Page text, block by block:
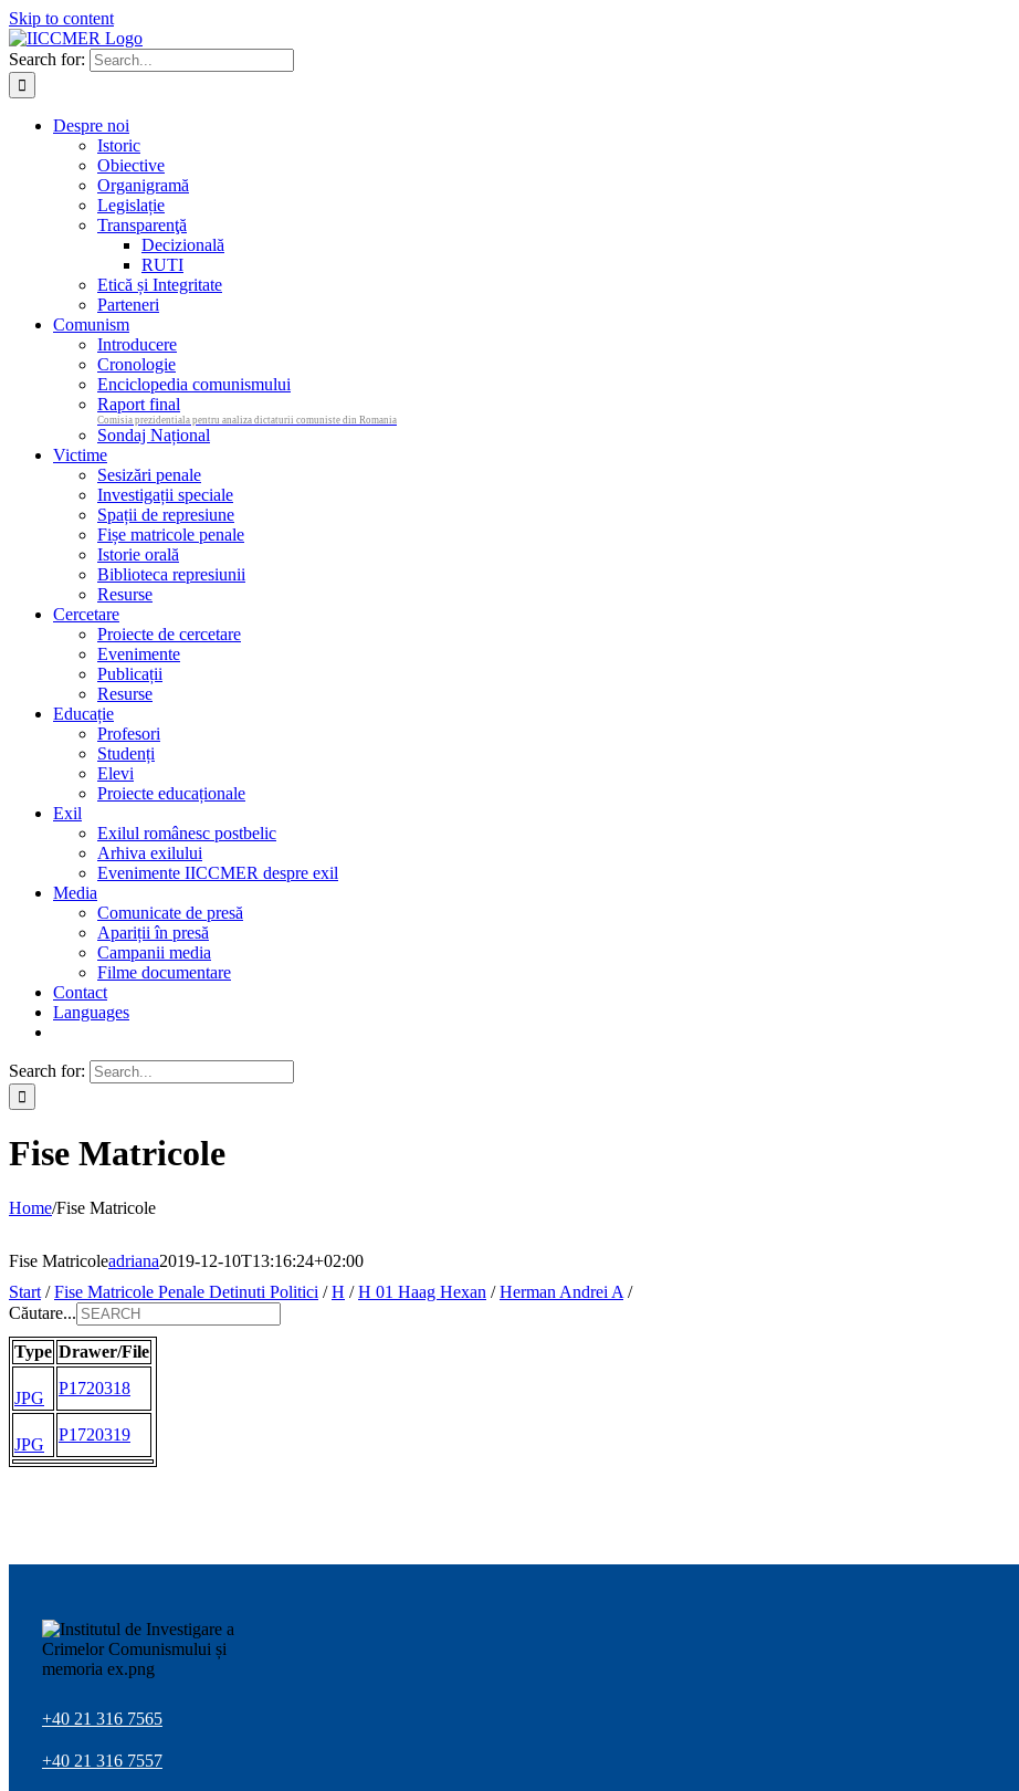
Skip to content
Search for:
Despre noi
Istoric
Obiective
Organigramă
Legislație
Transparenţă
Decizională
RUTI
Etică și Integritate
Parteneri
Comunism
Introducere
Cronologie
Enciclopedia comunismului
Raport final
Comisia prezidentiala pentru analiza dictaturii comuniste din Romania
Sondaj Național
Victime
Sesizări penale
Investigații speciale
Spații de represiune
Fișe matricole penale
Istorie orală
Biblioteca represiunii
Resurse
Cercetare
Proiecte de cercetare
Evenimente
Publicații
Resurse
Educație
Profesori
Studenți
Elevi
Proiecte educaționale
Exil
Exilul românesc postbelic
Arhiva exilului
Evenimente IICCMER despre exil
Media
Comunicate de presă
Apariții în presă
Campanii media
Filme documentare
Contact
Languages
Search for:
Fise Matricole
Home/Fise Matricole
Fise Matricoleadriana2019-12-10T13:16:24+02:00
Start /Fise Matricole Penale Detinuti Politici /H /H 01 Haag Hexan /Herman Andrei A /
Căutare...
Type Drawer/File
JPG
P1720318
JPG
P1720319
+40 21 316 7565
+40 21 316 7557